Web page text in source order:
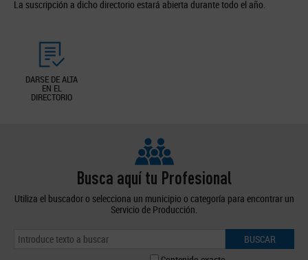
La suscripción a dicho directorio estará abierta durante todo el año.
DARSE DE ALTA
EN EL
DIRECTORIO
Busca aquí tu Profesional
Utiliza el buscador o selecciona un municipio o categoría para encontrar un
Servicio de Producción.
BUSCAR